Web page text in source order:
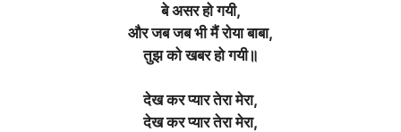
बे असर हो गयी,
और जब जब भी मैं रोया बाबा,
तुझ को खबर हो गयी॥
देख कर प्यार तेरा मेरा,
देख कर प्यार तेरा मेरा,